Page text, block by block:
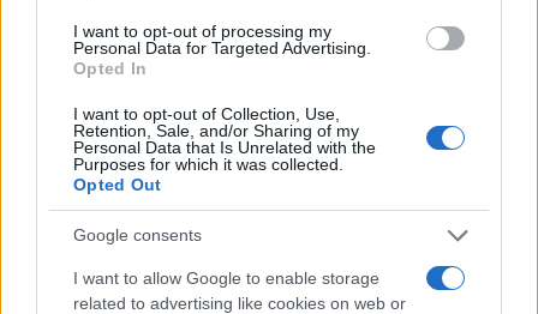
I want to opt-out of processing my
Personal Data for Targeted Advertising.
Opted In
I want to opt-out of Collection, Use,
Retention, Sale, and/or Sharing of my
Personal Data that Is Unrelated with the
Purposes for which it was collected.
Opted Out
Google consents
I want to allow Google to enable storage
related to advertising like cookies on web or
Open Orfű: mozgás, zene, közösség